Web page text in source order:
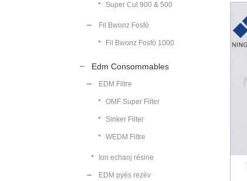
Super Cut 900 & 500
Fil Bwonz Fosfò
Fil Bwonz Fosfò 1000
Edm Consommables
EDM Filtre
OMF Super Filter
Sinker Filter
WEDM Filtre
Ion echanj résine
EDM pyès rezèv